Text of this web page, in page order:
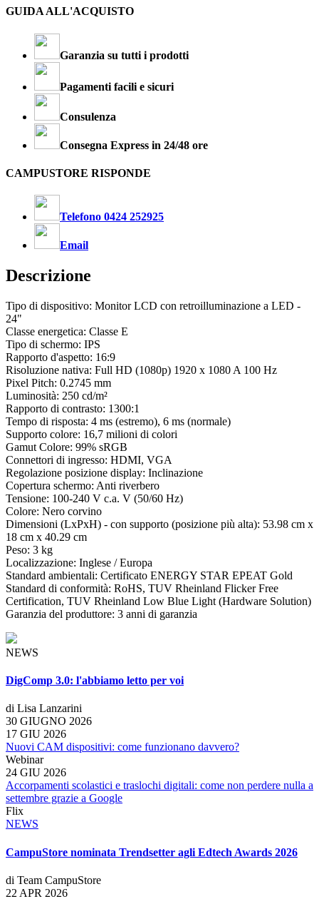
GUIDA ALL'ACQUISTO
Garanzia su tutti i prodotti
Pagamenti facili e sicuri
Consulenza
Consegna Express in 24/48 ore
CAMPUSTORE RISPONDE
Telefono 0424 252925
Email
Descrizione
Tipo di dispositivo: Monitor LCD con retroilluminazione a LED -
24"
Classe energetica: Classe E
Tipo di schermo: IPS
Rapporto d'aspetto: 16:9
Risoluzione nativa: Full HD (1080p) 1920 x 1080 A 100 Hz
Pixel Pitch: 0.2745 mm
Luminosità: 250 cd/m²
Rapporto di contrasto: 1300:1
Tempo di risposta: 4 ms (estremo), 6 ms (normale)
Supporto colore: 16,7 milioni di colori
Gamut Colore: 99% sRGB
Connettori di ingresso: HDMI, VGA
Regolazione posizione display: Inclinazione
Copertura schermo: Anti riverbero
Tensione: 100-240 V c.a. V (50/60 Hz)
Colore: Nero corvino
Dimensioni (LxPxH) - con supporto (posizione più alta): 53.98 cm x
18 cm x 40.29 cm
Peso: 3 kg
Localizzazione: Inglese / Europa
Standard ambientali: Certificato ENERGY STAR EPEAT Gold
Standard di conformità: RoHS, TUV Rheinland Flicker Free
Certification, TUV Rheinland Low Blue Light (Hardware Solution)
Garanzia del produttore: 3 anni di garanzia
NEWS
DigComp 3.0: l'abbiamo letto per voi
di Lisa Lanzarini
30 GIUGNO 2026
17 GIU 2026
Nuovi CAM dispositivi: come funzionano davvero?
Webinar
24 GIU 2026
Accorpamenti scolastici e traslochi digitali: come non perdere nulla a
settembre grazie a Google
Flix
NEWS
CampuStore nominata Trendsetter agli Edtech Awards 2026
di Team CampuStore
22 APR 2026